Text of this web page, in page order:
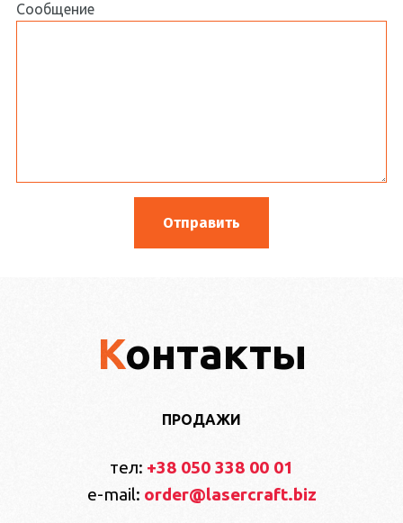
Сообщение
Контакты
ПРОДАЖИ
тел: +38 050 338 00 01
e-mail: order@lasercraft.biz